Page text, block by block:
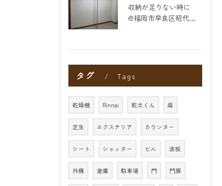
収納が足りない時に
@福岡市早良区昭代のリフォーム
タグ Tags
乾燥機 Rinnai 乾太くん 庭
芝生 エクステリア カウンター
シート シャッター ビル 波板
外構 倉庫 駐車場 門 門扉